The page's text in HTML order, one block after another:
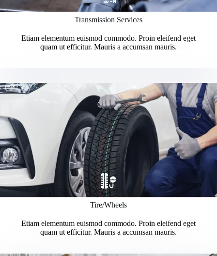
Transmission Services
Etiam elementum euismod commodo. Proin eleifend eget
quam ut efficitur. Mauris a accumsan mauris.
Tire/Wheels
Etiam elementum euismod commodo. Proin eleifend eget
quam ut efficitur. Mauris a accumsan mauris.